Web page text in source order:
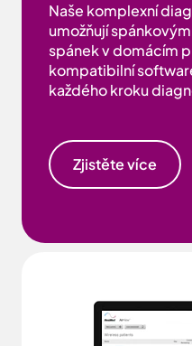
Naše komplexní
umožňují
spánek v domácím
kompatibilní
každého kroku
Zjistěte více